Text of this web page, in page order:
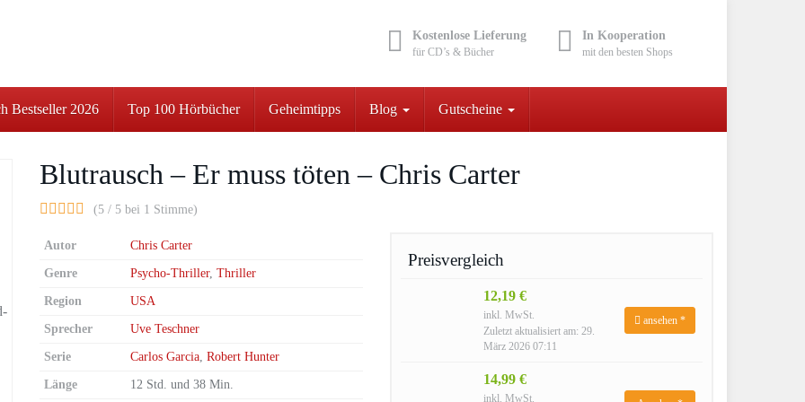
Kostenlose Lieferung
für CD’s & Bücher
In Kooperation
mit den besten Shops
Bestseller 2026 Top 100 Hörbücher Geheimtipps Blog Gutscheine
Blutrausch – Er muss töten – Chris Carter
(5 / 5 bei 1 Stimme)
Preisvergleich
12,19 €
inkl. MwSt.
Zuletzt aktualisiert am: 29.
März 2026 07:11
ansehen *
14,99 €
inkl. MwSt.
Autor Chris Carter
Genre Psycho-Thriller, Thriller
Region USA
Sprecher Uve Teschner
Serie Carlos Garcia, Robert Hunter
Länge 12 Std. und 38 Min.